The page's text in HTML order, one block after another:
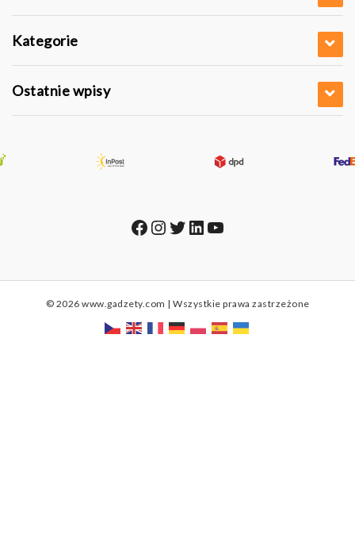
Kategorie
Ostatnie wpisy
Facebook
Instagram
Twitter
LinkedIn
YouTube
© 2026 www.gadzety.com | Wszystkie prawa zastrzeżone